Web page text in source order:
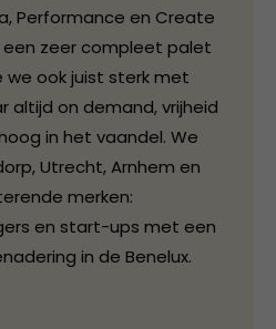
Performance en Create
zeer compleet palet
we ook juist sterk met
altijd on demand, vrijheid
in het vaandel. We
Utrecht, Arnhem en
merken:
en start-ups met een
in de Benelux.